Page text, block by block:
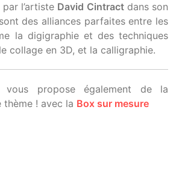
l’artiste David Cintractdans son
des alliances parfaites entre les
la digigraphie et des techniques
collage en 3D, et la calligraphie.
vous propose également de la
thème ! avec la Box sur mesure